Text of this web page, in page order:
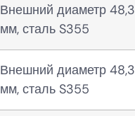
Внешний диаметр 48,3
мм, сталь S355
Внешний диаметр 48,3
мм, сталь S355